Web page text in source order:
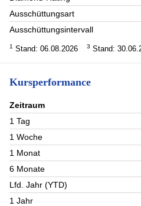
Ausschüttungsart
Ausschüttungsintervall
1 Stand: 06.08.2026 3 Stand:
Kursperformance
Zeitraum
1 Tag
1 Woche
1 Monat
6 Monate
Lfd. Jahr (YTD)
1 Jahr